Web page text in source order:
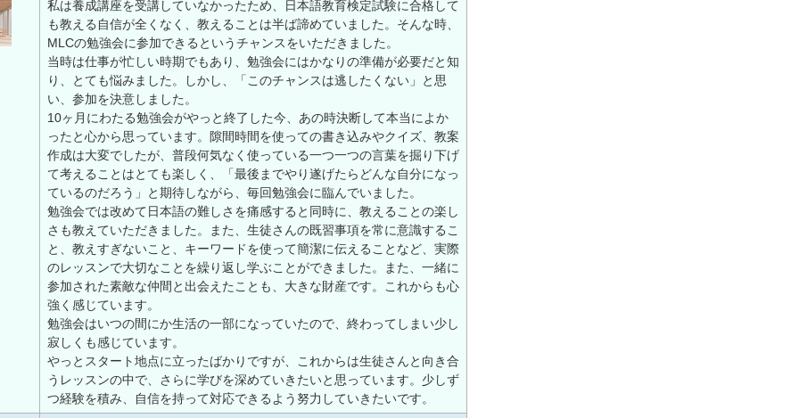
私は養成講座を受講していなかったため、日本語教育検定試験に合格して
も教える自信が全くなく、教えることは半ば諦めていました。そんな時、
MLCの勉強会に参加できるというチャンスをいただきました。
当時は仕事が忙しい時期でもあり、勉強会にはかなりの準備が必要だと知
り、とても悩みました。しかし、「このチャンスは逃したくない」と思
い、参加を決意しました。
10ヶ月にわたる勉強会がやっと終了した今、あの時決断して本当によか
ったと心から思っています。隙間時間を使っての書き込みやクイズ、教案
作成は大変でしたが、普段何気なく使っている一つ一つの言葉を掘り下げ
て考えることはとても楽しく、「最後までやり遂げたらどんな自分になっ
ているのだろう」と期待しながら、毎回勉強会に臨んでいました。
勉強会では改めて日本語の難しさを痛感すると同時に、教えることの楽し
さも教えていただきました。また、生徒さんの既習事項を常に意識するこ
と、教えすぎないこと、キーワードを使って簡潔に伝えることなど、実際
のレッスンで大切なことを繰り返し学ぶことができました。また、一緒に
参加された素敵な仲間と出会えたことも、大きな財産です。これからも心
強く感じています。
勉強会はいつの間にか生活の一部になっていたので、終わってしまい少し
寂しくも感じています。
やっとスタート地点に立ったばかりですが、これからは生徒さんと向き合
うレッスンの中で、さらに学びを深めていきたいと思っています。少しず
つ経験を積み、自信を持って対応できるよう努力していきたいです。